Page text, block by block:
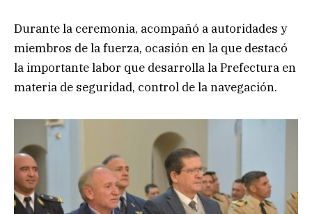
Durante la ceremonia, acompañó a autoridades y
miembros de la fuerza, ocasión en la que destacó
la importante labor que desarrolla la Prefectura en
materia de seguridad, control de la navegación.